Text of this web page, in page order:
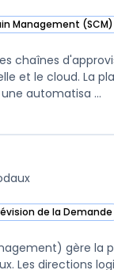
Management (SCM)
cette catégorie
chaînes
et le cloud. La
automatisa ...
de la Demande
cette catégorie
gère la
Les directions